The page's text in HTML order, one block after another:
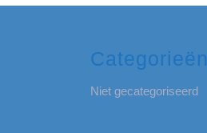
Categorieën
Niet gecategoriseerd